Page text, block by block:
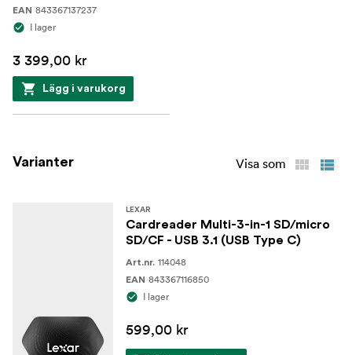
EAN 843367137237
I lager
3 399,00 kr
Lägg i varukorg
Varianter Visa som
LEXAR
Cardreader Multi-3-in-1 SD/micro
SD/CF - USB 3.1 (USB Type C)
Art.nr. 114048
EAN 843367116850
I lager
599,00 kr